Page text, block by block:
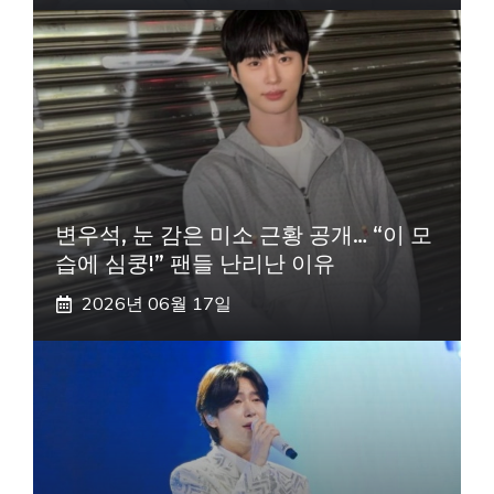
변우석, 눈 감은 미소 근황 공개… “이 모
습에 심쿵!” 팬들 난리난 이유
2026년 06월 17일